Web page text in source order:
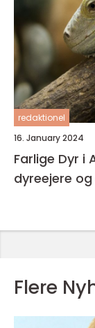
redaktionel
16. January 2024
Farlige Dyr i
dyreejere
Flere